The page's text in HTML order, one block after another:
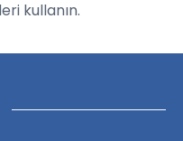
kullanın.